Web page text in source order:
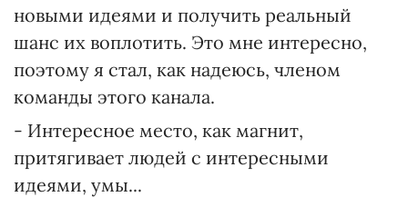
новыми идеями и получить реальный
шанс их воплотить. Это мне интересно,
поэтому я стал, как надеюсь, членом
команды этого канала.
- Интересное место, как магнит,
притягивает людей с интересными
идеями, умы...